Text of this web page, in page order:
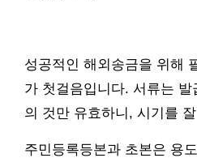
성공적인 해외송금을 위해
가 첫걸음입니다. 서류는 발
의 것만 유효하니, 시기를
주민등록등본과 초본은 용